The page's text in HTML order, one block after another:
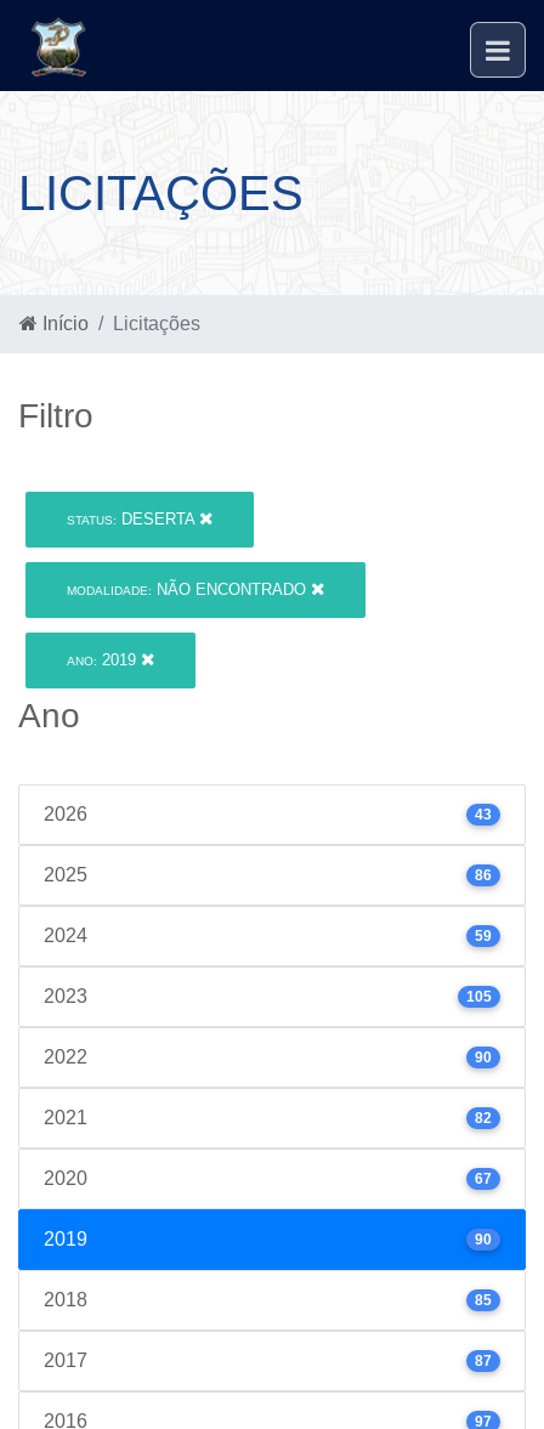
LICITAÇÕES
Início Licitações
Filtro
STATUS: DESERTA
MODALIDADE: NÃO ENCONTRADO
ANO: 2019
Ano
2026 43
2025 86
2024 59
2023 105
2022 90
2021 82
2020 67
2019 90
2018 85
2017 87
2016 97